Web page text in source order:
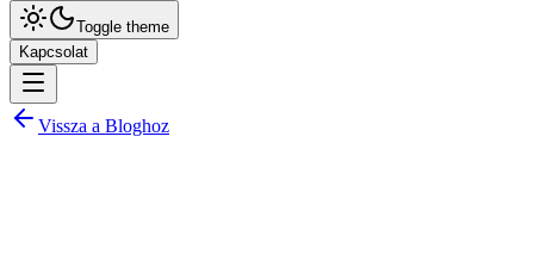
Toggle theme
Kapcsolat
Vissza a Bloghoz